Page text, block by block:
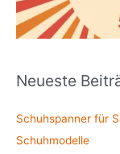
a
c
Neueste
Schuhspanner für
Schuhmodelle